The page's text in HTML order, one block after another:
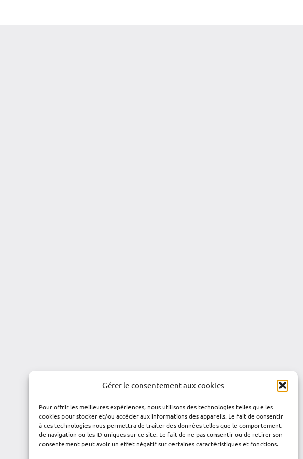
Gérer le consentement aux cookies
Pour offrir les meilleures expériences, nous utilisons des technologies telles que les
cookies pour stocker et/ou accéder aux informations des appareils. Le fait de consentir
à ces technologies nous permettra de traiter des données telles que le comportement
de navigation ou les ID uniques sur ce site. Le fait de ne pas consentir ou de retirer son
consentement peut avoir un effet négatif sur certaines caractéristiques et fonctions.